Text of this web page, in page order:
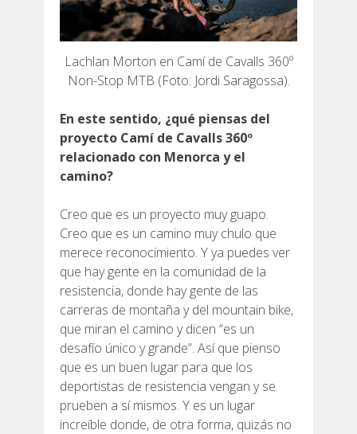
Lachlan Morton en Camí de Cavalls 360º
Non-Stop MTB (Foto: Jordi Saragossa).
En este sentido, ¿qué piensas del
proyecto Camí de Cavalls 360º
relacionado con Menorca y el
camino?
Creo que es un proyecto muy guapo.
Creo que es un camino muy chulo que
merece reconocimiento. Y ya puedes ver
que hay gente en la comunidad de la
resistencia, donde hay gente de las
carreras de montaña y del mountain bike,
que miran el camino y dicen “es un
desafío único y grande”. Así que pienso
que es un buen lugar para que los
deportistas de resistencia vengan y se
prueben a sí mismos. Y es un lugar
increíble donde, de otra forma, quizás no